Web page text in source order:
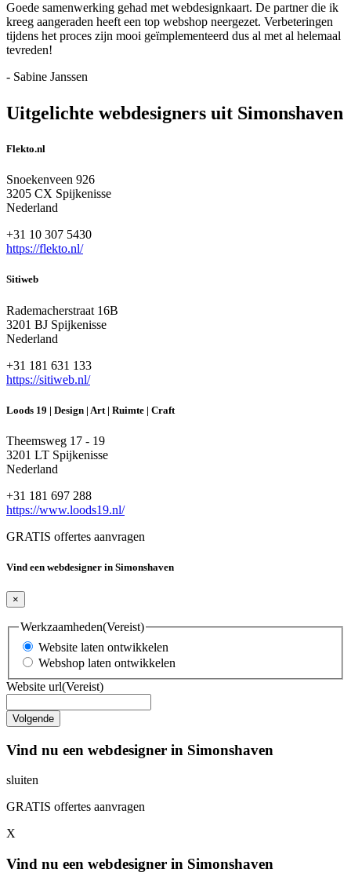
Goede samenwerking gehad met webdesignkaart. De partner die ik
kreeg aangeraden heeft een top webshop neergezet. Verbeteringen
tijdens het proces zijn mooi geïmplementeerd dus al met al helemaal
tevreden!
- Sabine Janssen
Uitgelichte webdesigners uit Simonshaven
Flekto.nl
Snoekenveen 926
3205 CX Spijkenisse
Nederland
+31 10 307 5430
https://flekto.nl/
Sitiweb
Rademacherstraat 16B
3201 BJ Spijkenisse
Nederland
+31 181 631 133
https://sitiweb.nl/
Loods 19 | Design | Art | Ruimte | Craft
Theemsweg 17 - 19
3201 LT Spijkenisse
Nederland
+31 181 697 288
https://www.loods19.nl/
GRATIS offertes aanvragen
Vind een webdesigner in Simonshaven
×
Werkzaamheden(Vereist)
Website laten ontwikkelen
Webshop laten ontwikkelen
Website url(Vereist)
Vind nu een webdesigner in Simonshaven
sluiten
GRATIS offertes aanvragen
X
Vind nu een webdesigner in Simonshaven